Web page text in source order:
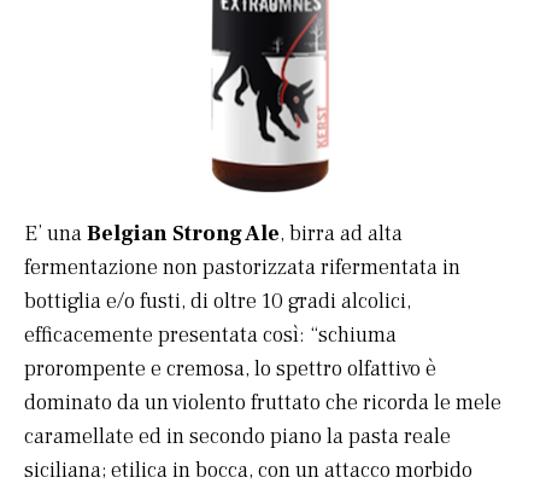
E’ unaBelgian Strong Ale, birra ad alta
fermentazione non pastorizzata rifermentata in
bottiglia e/o fusti, di oltre 10 gradi alcolici,
efficacemente presentata così: “schiuma
prorompente e cremosa, lo spettro olfattivo è
dominato da un violento fruttato che ricorda le mele
caramellate ed in secondo piano la pasta reale
siciliana; etilica in bocca, con un attacco morbido